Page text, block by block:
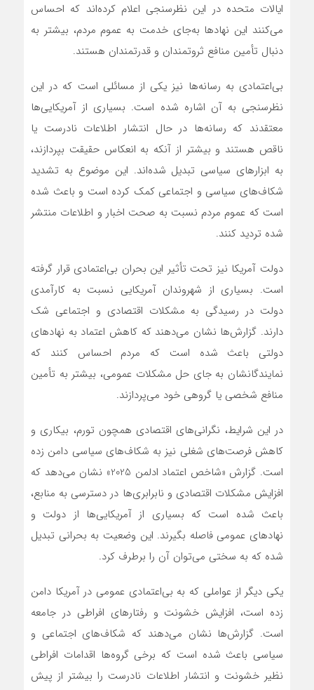
ایالات متحده در این نظرسنجی اعلام کرده‌اند که احساس
می‌کنند این نهادها به‌جای خدمت به عموم مردم، بیشتر به
دنبال تأمین منافع ثروتمندان و قدرتمندان هستند.
بی‌اعتمادی به رسانه‌ها نیز یکی از مسائلی است که در این
نظرسنجی به آن اشاره شده است. بسیاری از آمریکایی‌ها
معتقدند که رسانه‌ها در حال انتشار اطلاعات نادرست یا
ناقص هستند و بیشتر از آنکه به انعکاس حقیقت بپردازند،
به ابزارهای سیاسی تبدیل شده‌اند. این موضوع به تشدید
شکاف‌های سیاسی و اجتماعی کمک کرده است و باعث شده
است که عموم مردم نسبت به صحت اخبار و اطلاعات منتشر
شده تردید کنند.
دولت آمریکا نیز تحت تأثیر این بحران بی‌اعتمادی قرار گرفته
است. بسیاری از شهروندان آمریکایی نسبت به کارآمدی
دولت در رسیدگی به مشکلات اقتصادی و اجتماعی شک
دارند. گزارش‌ها نشان می‌دهند که کاهش اعتماد به نهادهای
دولتی باعث شده است که مردم احساس کنند که
نمایندگانشان به جای حل مشکلات عمومی، بیشتر به تأمین
منافع شخصی یا گروهی خود می‌پردازند.
در این شرایط، نگرانی‌های اقتصادی همچون تورم، بیکاری و
کاهش فرصت‌های شغلی نیز به شکاف‌های سیاسی دامن زده
است. گزارش «شاخص اعتماد ادلمن 2025» نشان می‌دهد که
افزایش مشکلات اقتصادی و نابرابری‌ها در دسترسی به منابع،
باعث شده است که بسیاری از آمریکایی‌ها از دولت و
نهادهای عمومی فاصله بگیرند. این وضعیت به بحرانی تبدیل
شده که به سختی می‌توان آن را برطرف کرد.
یکی دیگر از عواملی که به بی‌اعتمادی عمومی در آمریکا دامن
زده است، افزایش خشونت و رفتارهای افراطی در جامعه
است. گزارش‌ها نشان می‌دهند که شکاف‌های اجتماعی و
سیاسی باعث شده است که برخی گروه‌ها اقدامات افراطی
نظیر خشونت و انتشار اطلاعات نادرست را بیشتر از پیش